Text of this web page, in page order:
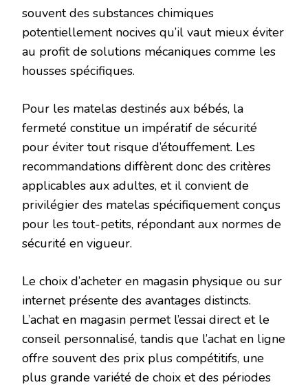
souvent des substances chimiques
potentiellement nocives qu’il vaut mieux éviter
au profit de solutions mécaniques comme les
housses spécifiques.
Pour les matelas destinés aux bébés, la
fermeté constitue un impératif de sécurité
pour éviter tout risque d’étouffement. Les
recommandations diffèrent donc des critères
applicables aux adultes, et il convient de
privilégier des matelas spécifiquement conçus
pour les tout-petits, répondant aux normes de
sécurité en vigueur.
Le choix d’acheter en magasin physique ou sur
internet présente des avantages distincts.
L’achat en magasin permet l’essai direct et le
conseil personnalisé, tandis que l’achat en ligne
offre souvent des prix plus compétitifs, une
plus grande variété de choix et des périodes